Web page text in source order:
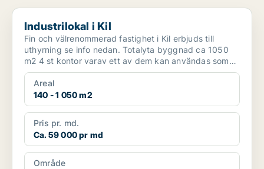
Industrilokal i Kil
Industrilokal i Kil
Fin och välrenommerad fastighet i Kil erbjuds till
uthyrning se info nedan. Totalyta byggnad ca 1050
m2 4 st kontor varav ett av dem kan användas som
konfe...
Areal
140 - 1 050 m2
Pris pr. md.
Ca. 59 000 pr md
Område